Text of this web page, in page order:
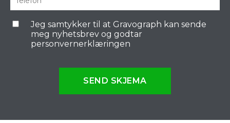
Jeg samtykker til at Gravograph kan sende
meg nyhetsbrev og godtar
personvernerklæringen
SEND SKJEMA